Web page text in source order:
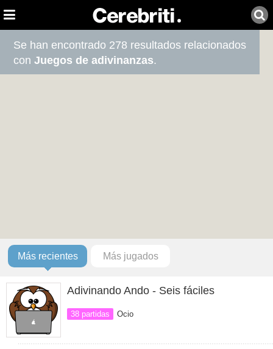
Se han encontrado 278 resultados relacionados
conJuegos de adivinanzas.
Más recientes Más jugados
Adivinando Ando - Seis fáciles
38 partidas Ocio